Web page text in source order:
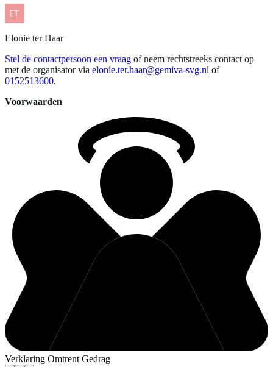
Elonie ter Haar
Stel de contactpersoon een vraag of neem rechtstreeks contact op
met de organisator via elonie.ter.haar@gemiva-svg.nl of
0152513600.
Voorwaarden
Verklaring Omtrent Gedrag